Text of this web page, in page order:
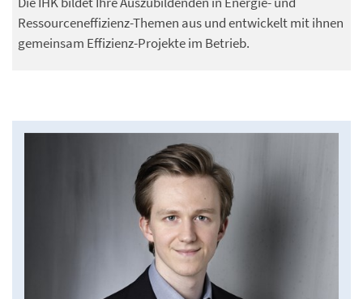
Ressourceneffizienz-Themen aus und entwickelt mit ihnen
gemeinsam Effizienz-Projekte im Betrieb.